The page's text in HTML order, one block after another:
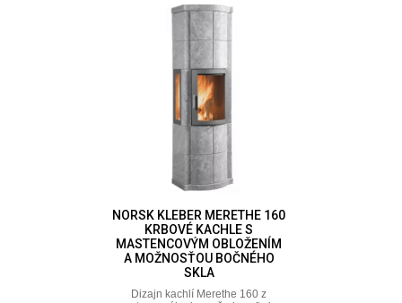
NORSK KLEBER MERETHE 160
KRBOVÉ KACHLE S
MASTENCOVÝM OBLOŽENÍM
A MOŽNOSŤOU BOČNÉHO
SKLA
Dizajn kachlí Merethe 160 z